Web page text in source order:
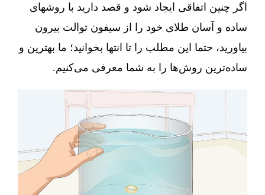
اگر چنین اتفاقی ایجاد شود و قصد دارید با روشهای
ساده و آسان طلای خود را از سیفون توالت بیرون
بیاورید، حتما این مطلب را تا انتها بخوانید؛ ما بهترین و
ساده‌ترین روش‌ها را به شما معرفی می‌کنیم.